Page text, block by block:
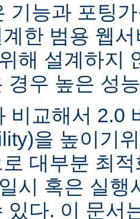
기능과 포팅
한 범용 웹
해 설계하지
경우 높은 성
비교해서 2.0
을 높이기
대부분 최
시 혹은 실행
있다. 이 문서